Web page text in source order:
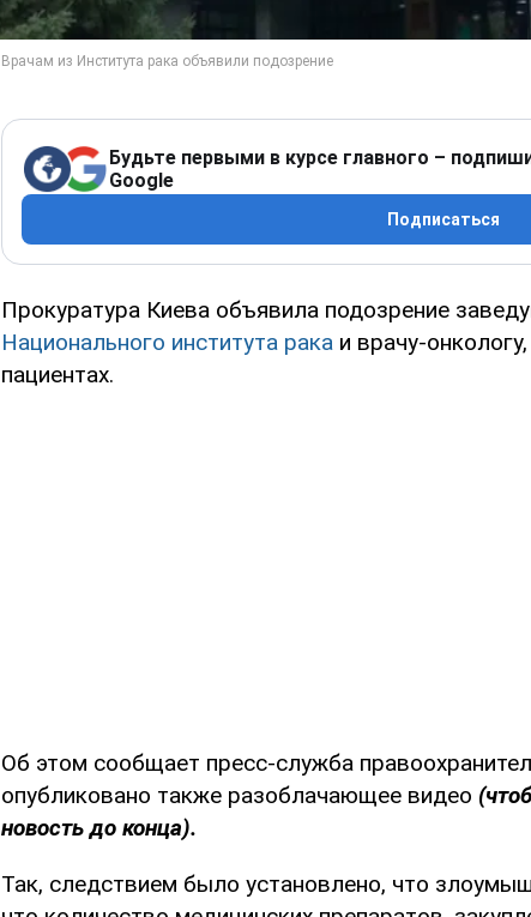
Будьте первыми в курсе главного –
Google
Подписаться
Прокуратура Киева объявила подозрение
Национального института рака и врачу-
пациентах.
Об этом сообщает пресс-служба
опубликовано также разоблачающее видео
новость до конца).
Так, следствием было установлено, что